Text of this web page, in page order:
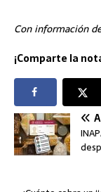
Con información
¡Comparte la